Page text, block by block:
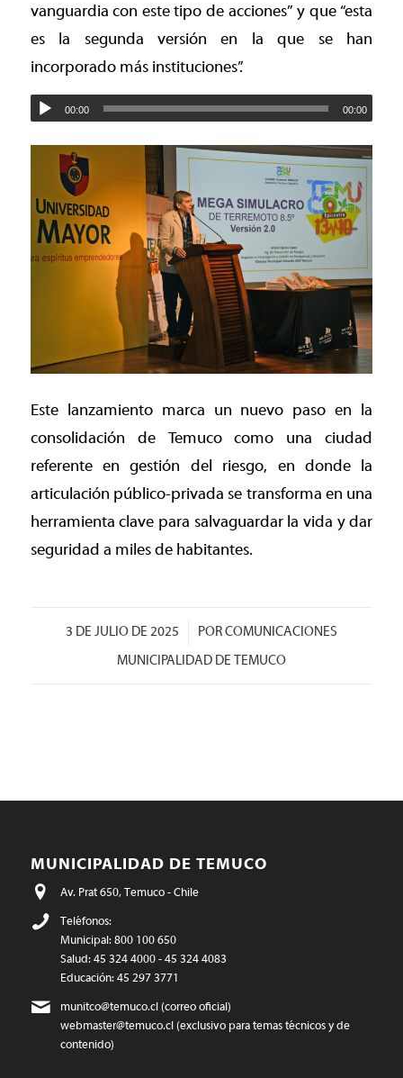
vanguardia con este tipo de acciones” y que “esta
es la segunda versión en la que se han
incorporado más instituciones”.
00:00 00:00
Este lanzamiento marca un nuevo paso en la
consolidación de Temuco como una ciudad
referente en gestión del riesgo, en donde la
articulación público-privada se transforma en una
herramienta clave para salvaguardar la vida y dar
seguridad a miles de habitantes.
3 DE JULIO DE 2025
/ PORCOMUNICACIONES
MUNICIPALIDAD DE TEMUCO
MUNICIPALIDAD DE TEMUCO
Av. Prat 650, Temuco - Chile
Teléfonos:
Municipal: 800 100 650
Salud: 45 324 4000 - 45 324 4083
Educación: 45 297 3771
munitco@temuco.cl(correo oficial)
webmaster@temuco.cl(exclusivo para temas técnicos y de
contenido)